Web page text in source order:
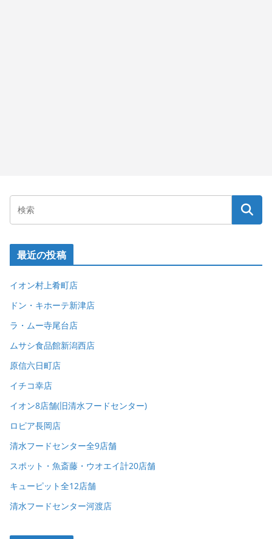
最近の投稿
イオン村上肴町店
ドン・キホーテ新津店
ラ・ムー寺尾台店
ムサシ食品館新潟西店
原信六日町店
イチコ幸店
イオン8店舗(旧清水フードセンター)
ロピア長岡店
清水フードセンター全9店舗
スポット・魚斎藤・ウオエイ計20店舗
キューピット全12店舗
清水フードセンター河渡店